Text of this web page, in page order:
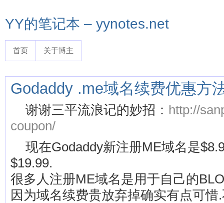
YY的笔记本 – yynotes.net
首页 关于博主
Godaddy .me域名续费优惠方
谢谢三平流浪记的妙招： http://
coupon/
现在Godaddy新注册ME域名是
$19.99.
很多人注册ME域名是用于自己的
因为域名续费贵放弃掉确实有点可